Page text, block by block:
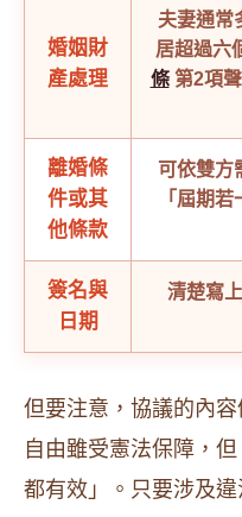
婚姻財
產處理
夫妻通常
居超過六
條第2項
離婚條
件或其
他條款
可依雙方
「屆期
簽名與
日期
清楚寫
但要注意，協議的內
自由雖受憲法保障，
都有效」。只要涉及